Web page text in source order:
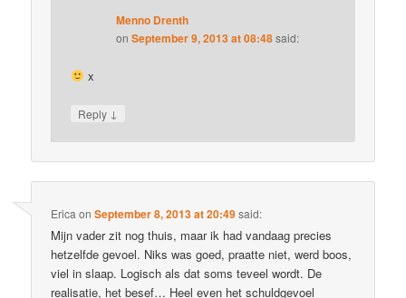
Menno Drenth
onSeptember 9, 2013 at 08:48said:
x
Reply ↓
Erica onSeptember 8, 2013 at 20:49said:
Mijn vader zit nog thuis, maar ik had vandaag precies
hetzelfde gevoel. Niks was goed, praatte niet, werd boos,
viel in slaap. Logisch als dat soms teveel wordt. De
realisatie, het besef… Heel even het schuldgevoel